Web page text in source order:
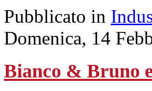
Pubblicato in
Domenica, 14
Bianco & Bruno